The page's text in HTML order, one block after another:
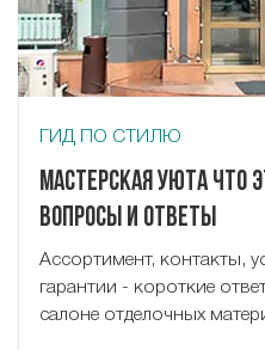
ГИД ПО СТИЛЮ
Мастерская Уюта что
Вопросы и ответы
Ассортимент, контакты,
гарантии - короткие
салоне отделочных